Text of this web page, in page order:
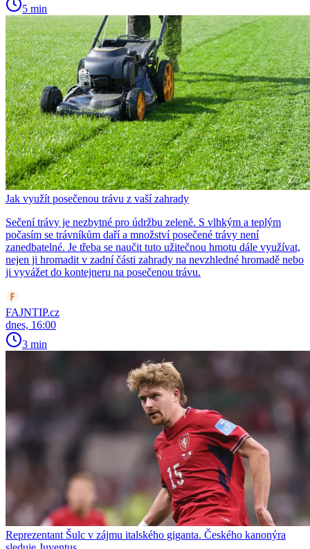
5 min
Jak využít posečenou trávu z vaší zahrady
Sečení trávy je nezbytné pro údržbu zeleně. S vlhkým a teplým
počasím se trávníkům daří a množství posečené trávy není
zanedbatelné. Je třeba se naučit tuto užitečnou hmotu dále využívat,
nejen ji hromadit v zadní části zahrady na nevzhledné hromadě nebo
ji vyvážet do kontejneru na posečenou trávu.
FAJNTIP.cz
dnes, 16:00
3 min
Reprezentant Šulc v zájmu italského giganta. Českého kanonýra